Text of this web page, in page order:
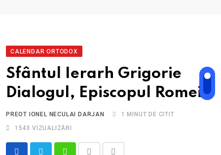
CALENDAR ORTODOX
Sfântul Ierarh Grigorie
Dialogul, Episcopul Romei
PREOT IONEL NECULAI DARJAN
1 MINUT DE CITIT
1543 VIZUALIZĂRI